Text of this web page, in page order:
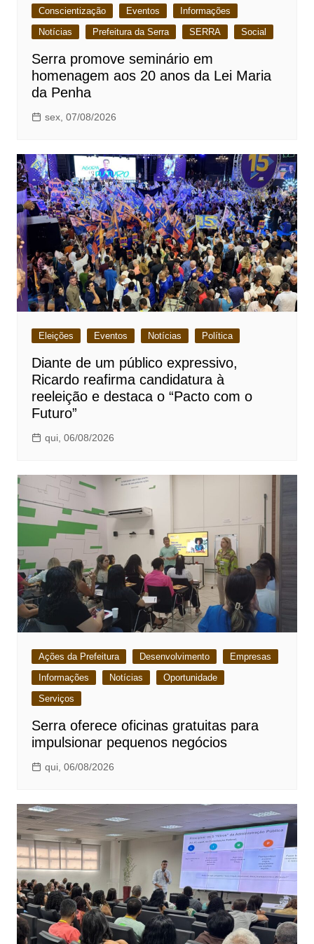
Conscientização Eventos
Informações
Notícias
Prefeitura da Serra SERRA Social
Serra promove seminário em
homenagem aos 20 anos da Lei Maria
da Penha
sex, 07/08/2026
Eleições Eventos Notícias Política
Diante de um público expressivo,
Ricardo reafirma candidatura à
reeleição e destaca o “Pacto com o
Futuro”
qui, 06/08/2026
Ações da Prefeitura Desenvolvimento
Empresas
Informações
Notícias
Oportunidade
Serviços
Serra oferece oficinas gratuitas para
impulsionar pequenos negócios
qui, 06/08/2026